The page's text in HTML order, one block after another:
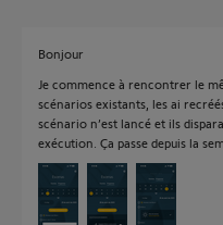
Bonjour
Je commence à rencontrer le
scénarios existants, les ai
scénario n’est lancé et ils
exécution. Ça passe depuis la